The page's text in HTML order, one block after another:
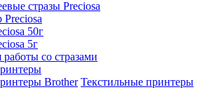
стразы Preciosa
50г
5г
работы со стразами
Brother Текстильные принтеры